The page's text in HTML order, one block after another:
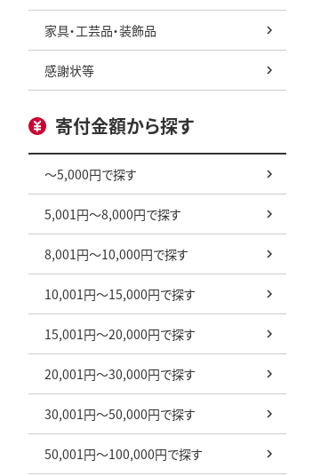
家具・工芸品・装飾品
感謝状等
寄付金額から探す
～5,000円で探す
5,001円～8,000円で探す
8,001円～10,000円で探す
10,001円～15,000円で探す
15,001円～20,000円で探す
20,001円～30,000円で探す
30,001円～50,000円で探す
50,001円～100,000円で探す